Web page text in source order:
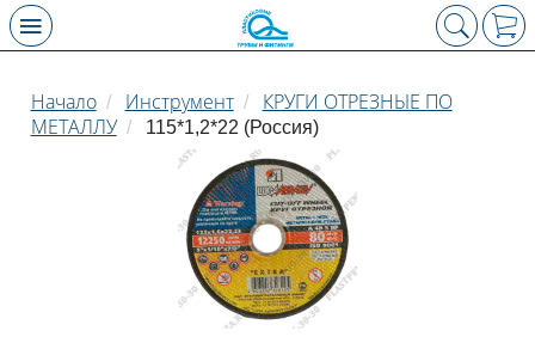
Начало / Инструмент /
КРУГИ ОТРЕЗНЫЕ ПО
МЕТАЛЛУ / 115*1,2*22 (Россия)